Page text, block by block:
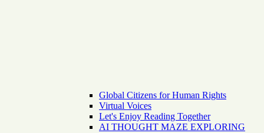
Global Citizens for Human Rights
Virtual Voices
Let's Enjoy Reading Together
AI THOUGHT MAZE EXPLORING